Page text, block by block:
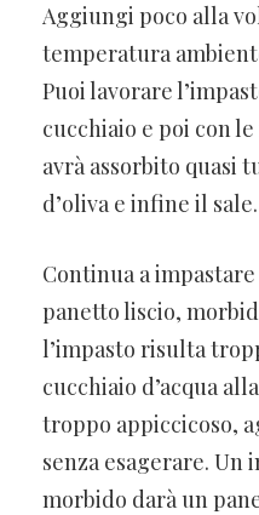
Aggiungi poco alla
temperatura
Puoi lavorare
cucchiaio e poi con
avrà assorbito quasi
d’oliva e infine il sale.
Continua a
panetto liscio,
l’impasto risulta
cucchiaio d’acqua
troppo appiccicoso,
senza esagerare.
morbido darà un